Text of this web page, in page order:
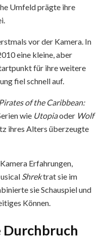
Umfeld prägte ihre
vor der Kamera. In
eine kleine, aber
für ihre weitere
fiel schnell auf.
Pirates of the Caribbean:
wie Utopiaoder Wolf
ihres Alters überzeugte
Erfahrungen,
Shrektrat sie im
sie Schauspiel und
Können.